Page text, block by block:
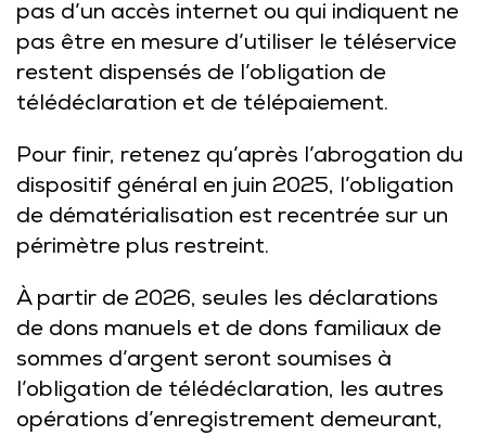
pas d’un accès internet ou qui indiquent ne
pas être en mesure d’utiliser le téléservice
restent dispensés de l’obligation de
télédéclaration et de télépaiement.
Pour finir, retenez qu’après l’abrogation du
dispositif général en juin 2025, l’obligation
de dématérialisation est recentrée sur un
périmètre plus restreint.
À partir de 2026, seules les déclarations
de dons manuels et de dons familiaux de
sommes d’argent seront soumises à
l’obligation de télédéclaration, les autres
opérations d’enregistrement demeurant,